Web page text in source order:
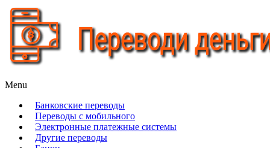
Переводи деньги
Гид в мире переводов
Menu
Банковские переводы
Переводы с мобильного
Электронные платежные системы
Другие переводы